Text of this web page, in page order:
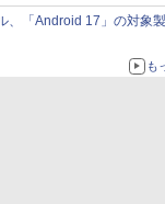
、「Android 17」の対象
も